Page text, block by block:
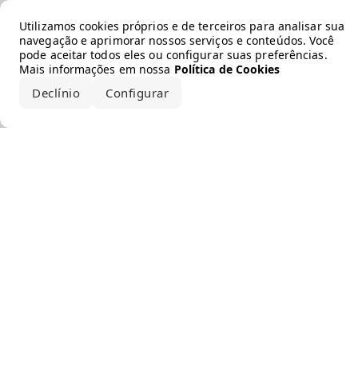
Utilizamos cookies próprios e de terceiros para analisar sua
navegação e aprimorar nossos serviços e conteúdos. Você
pode aceitar todos eles ou configurar suas preferências.
Mais informações em nossa Política de Cookies
Declínio Configurar
Error loading the brand